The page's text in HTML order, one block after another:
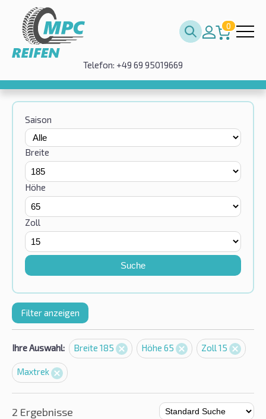
0
Telefon: +49 69 95019669
Saison
Breite
Höhe
Zoll
Suche
Filter anzeigen
Ihre Auswahl: Breite 185 Höhe 65 Zoll 15
Maxtrek
2 Ergebnisse